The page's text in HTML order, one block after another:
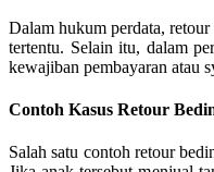
Dalam hukum perdata,
tertentu. Selain itu, dalam
kewajiban pembayaran atau
Contoh Kasus Retour
Salah satu contoh retour